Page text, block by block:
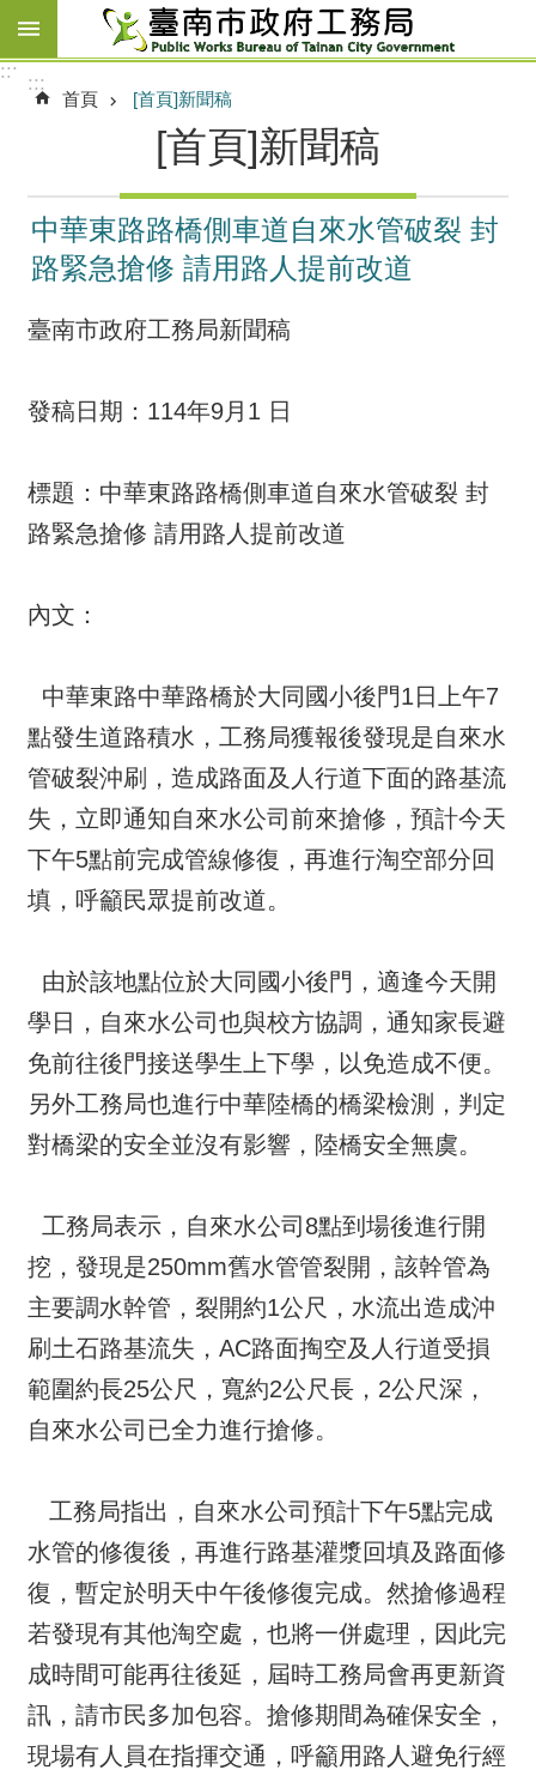
跳到主要內容區塊
:::
:::
首頁 [首頁]新聞稿
[首頁]新聞稿
中華東路路橋側車道自來水管破裂 封
路緊急搶修 請用路人提前改道
臺南市政府工務局新聞稿
發稿日期：114年9月1 日
標題：中華東路路橋側車道自來水管破裂 封
路緊急搶修 請用路人提前改道
內文：
中華東路中華路橋於大同國小後門1日上午7
點發生道路積水，工務局獲報後發現是自來水
管破裂沖刷，造成路面及人行道下面的路基流
失，立即通知自來水公司前來搶修，預計今天
下午5點前完成管線修復，再進行淘空部分回
填，呼籲民眾提前改道。
由於該地點位於大同國小後門，適逢今天開
學日，自來水公司也與校方協調，通知家長避
免前往後門接送學生上下學，以免造成不便。
另外工務局也進行中華陸橋的橋梁檢測，判定
對橋梁的安全並沒有影響，陸橋安全無虞。
工務局表示，自來水公司8點到場後進行開
挖，發現是250mm舊水管管裂開，該幹管為
主要調水幹管，裂開約1公尺，水流出造成沖
刷土石路基流失，AC路面掏空及人行道受損
範圍約長25公尺，寬約2公尺長，2公尺深，
自來水公司已全力進行搶修。
工務局指出，自來水公司預計下午5點完成
水管的修復後，再進行路基灌漿回填及路面修
復，暫定於明天中午後修復完成。然搶修過程
若發現有其他淘空處，也將一併處理，因此完
成時間可能再往後延，屆時工務局會再更新資
訊，請市民多加包容。搶修期間為確保安全，
現場有人員在指揮交通，呼籲用路人避免行經